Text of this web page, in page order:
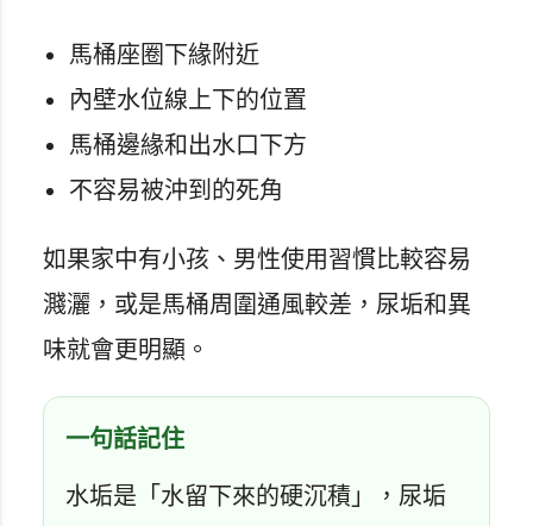
馬桶座圈下緣附近
內壁水位線上下的位置
馬桶邊緣和出水口下方
不容易被沖到的死角
如果家中有小孩、男性使用習慣比較容易
濺灑，或是馬桶周圍通風較差，尿垢和異
味就會更明顯。
一句話記住
水垢是「水留下來的硬沉積」，尿垢